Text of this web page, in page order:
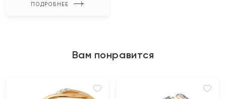
ПОДРОБНЕЕ
Вам понравится